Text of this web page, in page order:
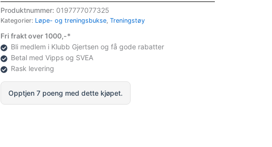
Armour
Motion
Flare
Pant
antall
Produktnummer: 0197777077325
Kategorier: Løpe- og treningsbukse, Treningstøy
Fri frakt over 1000,-*
Bli medlem i Klubb Gjertsen og få gode rabatter
Betal med Vipps og SVEA
Rask levering
Opptjen 7 poeng med dette kjøpet.